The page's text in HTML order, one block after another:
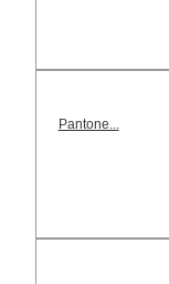
Pantone...